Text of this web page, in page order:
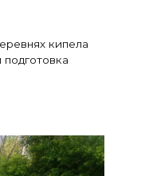
кипела